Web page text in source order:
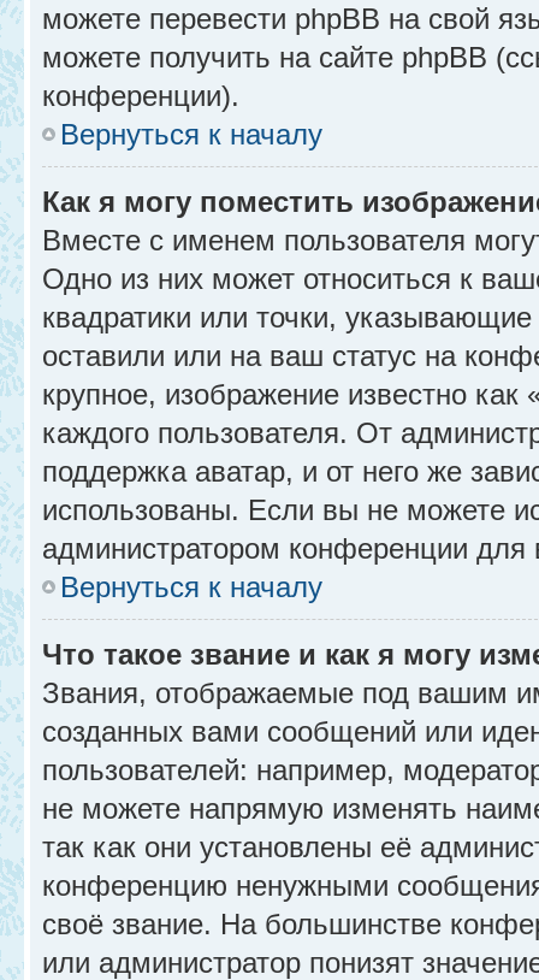
можете перевести phpBB на свой
можете получить на сайте phpBB
конференции).
Вернуться к началу
Как я могу поместить
Вместе с именем пользователя
Одно из них может относиться к
квадратики или точки,
оставили или на ваш статус на
крупное, изображение известно
каждого пользователя. От
поддержка аватар, и от него же
использованы. Если вы не можете
администратором конференции для
Вернуться к началу
Что такое звание и как я могу
Звания, отображаемые под вашим
созданных вами сообщений или
пользователей: например,
не можете напрямую изменять
так как они установлены её
конференцию ненужными
своё звание. На большинстве
или администратор понизят